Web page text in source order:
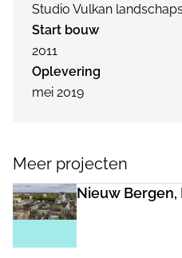
Studio Vulkan
Start bouw
2011
Oplevering
mei 2019
Meer projecten
Nieuw Bergen,